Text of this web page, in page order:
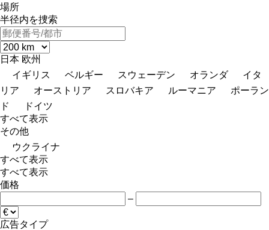
場所
半径内を捜索
日本 欧州
イギリス
ベルギー スウェーデン オランダ
イタ
リア
オーストリア スロバキア ルーマニア
ポーラン
ド
ドイツ
すべて表示
その他
ウクライナ
すべて表示
すべて表示
価格
–
広告タイプ